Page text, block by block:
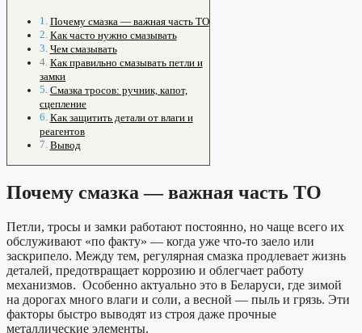
Почему смазка — важная часть ТО
Как часто нужно смазывать
Чем смазывать
Как правильно смазывать петли и
замки
Смазка тросов: ручник, капот,
сцепление
Как защитить детали от влаги и
реагентов
Вывод
Почему смазка — важная часть ТО
Петли, тросы и замки работают постоянно, но чаще всего их
обслуживают «по факту» — когда уже что-то заело или
заскрипело. Между тем, регулярная смазка продлевает жизнь
деталей, предотвращает коррозию и облегчает работу
механизмов. Особенно актуально это в Беларуси, где зимой
на дорогах много влаги и соли, а весной — пыль и грязь. Эти
факторы быстро выводят из строя даже прочные
металлические элементы.